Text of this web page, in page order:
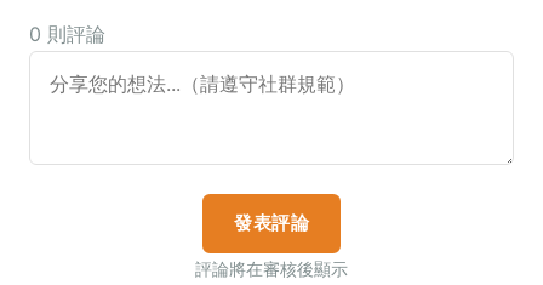
0 則評論
發表評論
評論將在審核後顯示